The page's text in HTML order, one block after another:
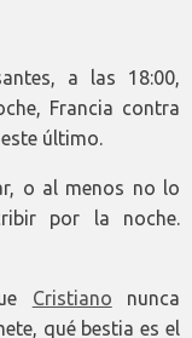
a las 18:00,
Francia contra
último.
o al menos no lo
por la noche.
Cristiano nunca
qué bestia es el